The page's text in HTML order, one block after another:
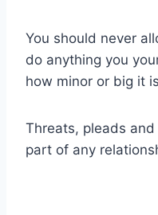
You should never
do anything you
how minor or big it
Threats, pleads and
part of any